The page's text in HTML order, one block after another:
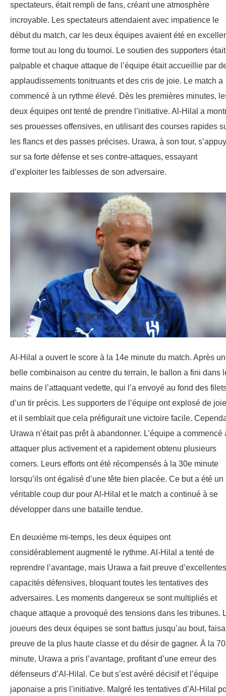
spectateurs, était rempli de fans, créant une atmosphère
incroyable. Les spectateurs attendaient avec impatience le
début du match, car les deux équipes avaient été en
forme tout au long du tournoi. Le soutien des supporters était
palpable et chaque attaque de l’équipe était accueillie par
applaudissements tonitruants et des cris de joie. Le match a
commencé à un rythme élevé. Dès les premières minutes,
deux équipes ont tenté de prendre l’initiative. Al-Hilal a
ses prouesses offensives, en utilisant des courses rapides
les flancs et des passes précises. Urawa, à son tour,
sur sa forte défense et ses contre-attaques, essayant
d’exploiter les faiblesses de son adversaire.
Al-Hilal a ouvert le score à la 14e minute du match. Après
belle combinaison au centre du terrain, le ballon a fini dans
mains de l’attaquant vedette, qui l’a envoyé au fond des
d’un tir précis. Les supporters de l’équipe ont explosé de
et il semblait que cela préfigurait une victoire facile.
Urawa n’était pas prêt à abandonner. L’équipe a commencé
attaquer plus activement et a rapidement obtenu plusieurs
corners. Leurs efforts ont été récompensés à la 30e minute
lorsqu’ils ont égalisé d’une tête bien placée. Ce but a été un
véritable coup dur pour Al-Hilal et le match a continué à se
développer dans une bataille tendue.
En deuxième mi-temps, les deux équipes ont
considérablement augmenté le rythme. Al-Hilal a tenté de
reprendre l’avantage, mais Urawa a fait preuve d’excellentes
capacités défensives, bloquant toutes les tentatives des
adversaires. Les moments dangereux se sont multipliés et
chaque attaque a provoqué des tensions dans les tribunes.
joueurs des deux équipes se sont battus jusqu’au bout,
preuve de la plus haute classe et du désir de gagner. À la
minute, Urawa a pris l’avantage, profitant d’une erreur des
défenseurs d’Al-Hilal. Ce but s’est avéré décisif et l’équipe
japonaise a pris l’initiative. Malgré les tentatives d’Al-Hilal